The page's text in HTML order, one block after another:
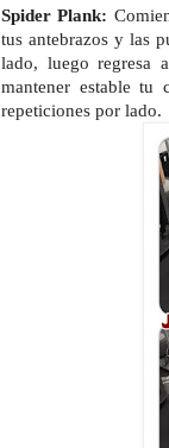
Spider Plank:
tus antebrazos y las
lado, luego regresa
mantener estable tu
repeticiones por lado.